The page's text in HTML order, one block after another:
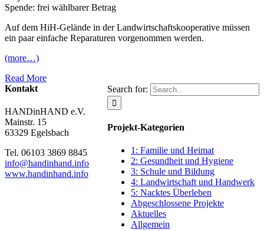
Spende: frei wählbarer Betrag
Auf dem HiH-Gelände in der Landwirtschaftskooperative müssen
ein paar einfache Reparaturen vorgenommen werden.
(more…)
Read More
Search for:
Projekt-Kategorien
1: Familie und Heimat
2: Gesundheit und Hygiene
3: Schule und Bildung
4: Landwirtschaft und Handwerk
5: Nacktes Überleben
Abgeschlossene Projekte
Aktuelles
Allgemein
Kontakt
HANDinHAND e.V.
Mainstr. 15
63329 Egelsbach
Tel. 06103 3869 8845
info@handinhand.info
www.handinhand.info